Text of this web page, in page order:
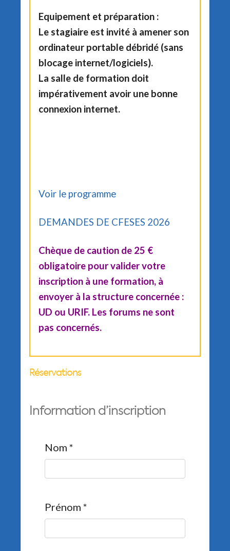
Equipement et préparation :
Le stagiaire est invité à amener son
ordinateur portable débridé (sans
blocage internet/logiciels).
La salle de formation doit
impérativement avoir une bonne
connexion internet.
Voir le programme
DEMANDES DE CFESES 2026
Chèque de caution de 25 €
obligatoire pour valider votre
inscription à une formation, à
envoyer à la structure concernée :
UD ou URIF. Les forums ne sont
pas concernés.
Réservations
Information d’inscription
Nom *
Prénom *